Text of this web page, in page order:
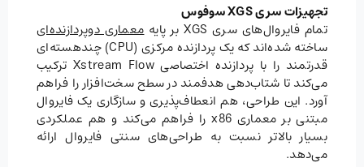
تجهیزات سریXGS
سوفوس
تمام فایروال‌های سری XGS بر پایه
معماری دو‌پردازنده‌ای
ساخته شده‌اند که یک پردازنده مرکزی (CPU) چند‌هسته‌ای
قدرتمند را با پردازنده اختصاصی Xstream Flow ترکیب
می‌کند تا شتاب‌دهی هدفمند در سطح سخت‌افزار را فراهم
آورد. این طراحی، هم انعطاف‌پذیری و سازگاری یک فایروال
مبتنی بر معماری x86 را فراهم می‌کند و هم عملکردی
بسیار بالاتر نسبت به طراحی‌های سنتی فایروال ارائه
می‌دهد.